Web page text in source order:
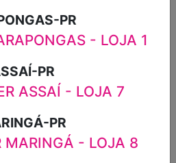
LOURO
ANDORINHAS 5G
PR
- LOJA 1
PR
ASSAÍ - LOJA 7
PR
MARINGÁ - LOJA 8